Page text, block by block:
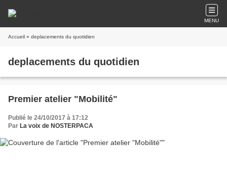
MENU
Accueil » deplacements du quotidien
deplacements du quotidien
Premier atelier "Mobilité"
Publié le 24/10/2017 à 17:12
Par La voix de NOSTERPACA